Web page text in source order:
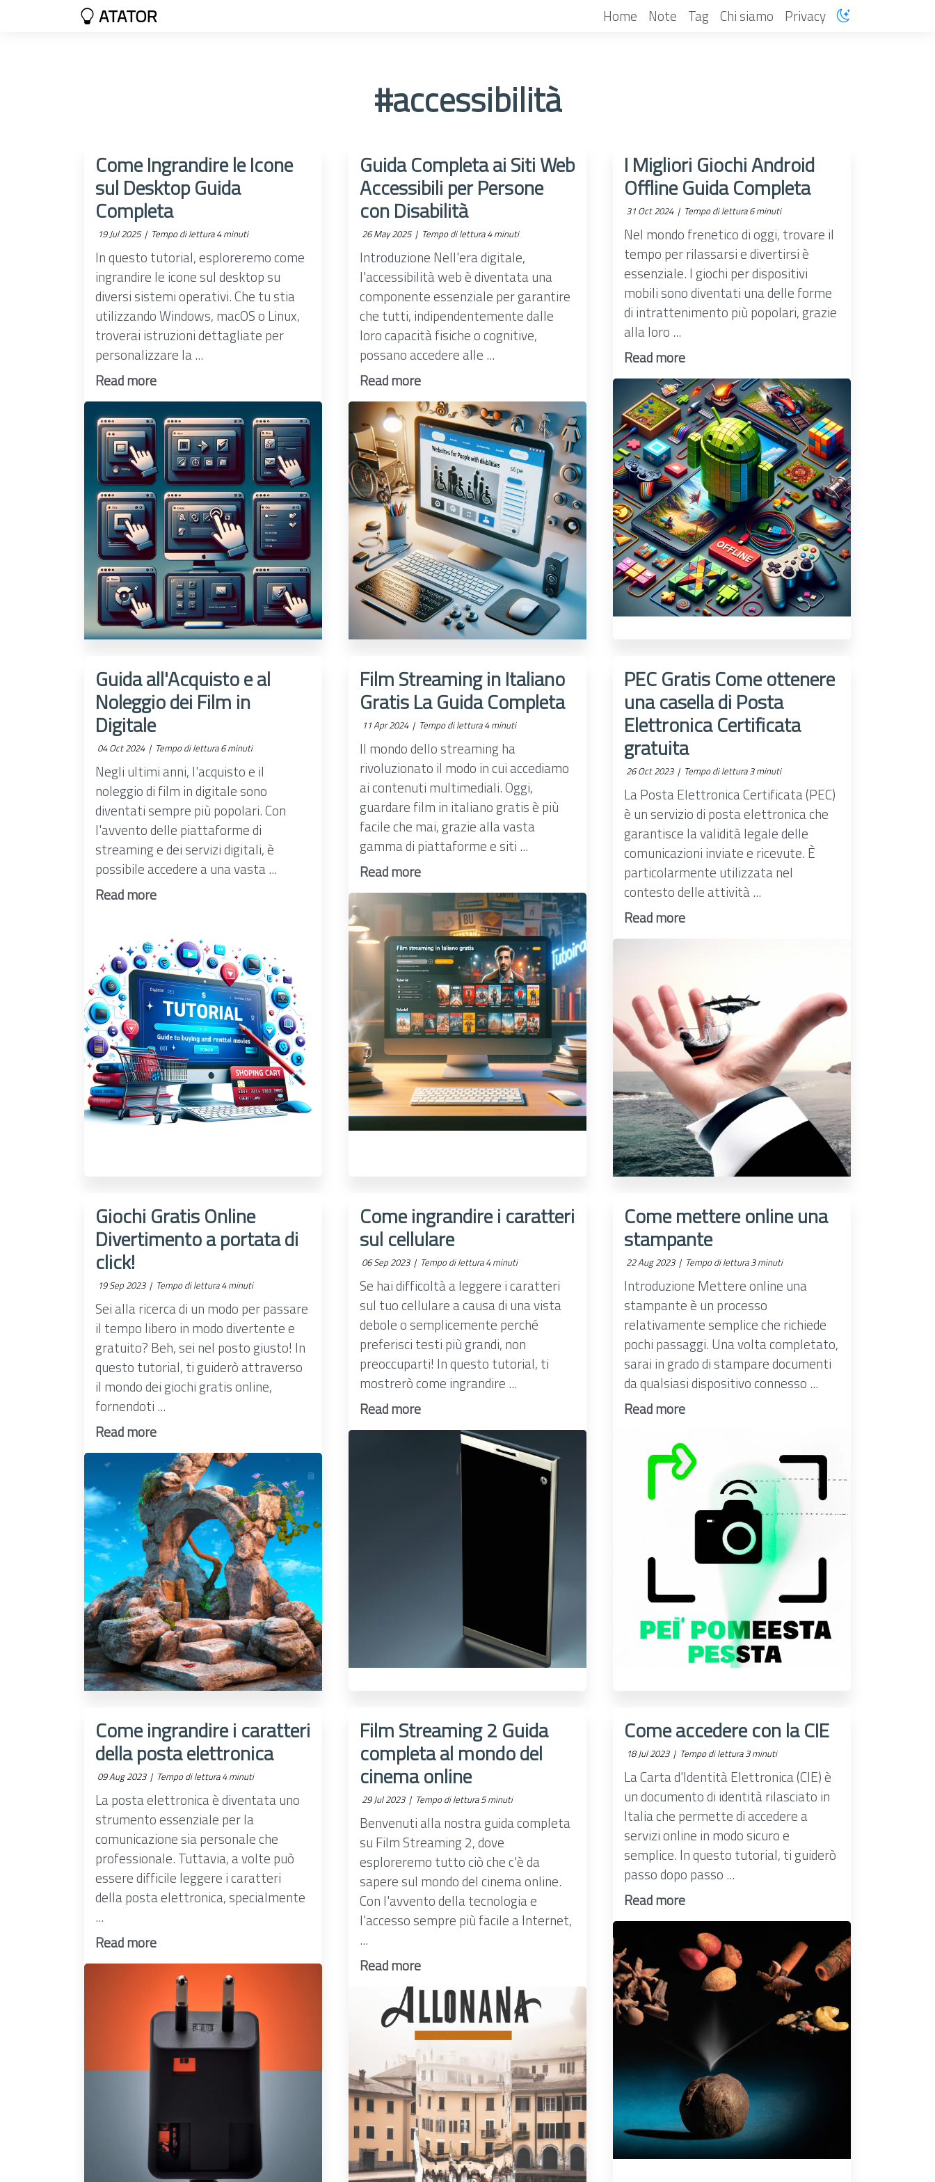
ATATOR Home Note Tag Chi siamo Privacy
#accessibilità
Come Ingrandire le Icone
sul Desktop Guida
Completa
19 Jul 2025 | Tempo di lettura 4 minuti
In questo tutorial, esploreremo come
ingrandire le icone sul desktop su
diversi sistemi operativi. Che tu stia
utilizzando Windows, macOS o Linux,
troverai istruzioni dettagliate per
personalizzare la ...
Read more
Guida Completa ai Siti Web
Accessibili per Persone
con Disabilità
26 May 2025 | Tempo di lettura 4 minuti
Introduzione Nell'era digitale,
l'accessibilità web è diventata una
componente essenziale per garantire
che tutti, indipendentemente dalle
loro capacità fisiche o cognitive,
possano accedere alle ...
Read more
I Migliori Giochi Android
Offline Guida Completa
31 Oct 2024 | Tempo di lettura 6 minuti
Nel mondo frenetico di oggi, trovare il
tempo per rilassarsi e divertirsi è
essenziale. I giochi per dispositivi
mobili sono diventati una delle forme
di intrattenimento più popolari, grazie
alla loro ...
Read more
Guida all'Acquisto e al
Noleggio dei Film in
Digitale
04 Oct 2024 | Tempo di lettura 6 minuti
Negli ultimi anni, l'acquisto e il
noleggio di film in digitale sono
diventati sempre più popolari. Con
l'avvento delle piattaforme di
streaming e dei servizi digitali, è
possibile accedere a una vasta ...
Read more
Film Streaming in Italiano
Gratis La Guida Completa
11 Apr 2024 | Tempo di lettura 4 minuti
Il mondo dello streaming ha
rivoluzionato il modo in cui accediamo
ai contenuti multimediali. Oggi,
guardare film in italiano gratis è più
facile che mai, grazie alla vasta
gamma di piattaforme e siti ...
Read more
PEC Gratis Come ottenere
una casella di Posta
Elettronica Certificata
gratuita
26 Oct 2023 | Tempo di lettura 3 minuti
La Posta Elettronica Certificata (PEC)
è un servizio di posta elettronica che
garantisce la validità legale delle
comunicazioni inviate e ricevute. È
particolarmente utilizzata nel
contesto delle attività ...
Read more
Giochi Gratis Online
Divertimento a portata di
click!
19 Sep 2023 | Tempo di lettura 4 minuti
Sei alla ricerca di un modo per passare
il tempo libero in modo divertente e
gratuito? Beh, sei nel posto giusto! In
questo tutorial, ti guiderò attraverso
il mondo dei giochi gratis online,
fornendoti ...
Read more
Come ingrandire i caratteri
sul cellulare
06 Sep 2023 | Tempo di lettura 4 minuti
Se hai difficoltà a leggere i caratteri
sul tuo cellulare a causa di una vista
debole o semplicemente perché
preferisci testi più grandi, non
preoccuparti! In questo tutorial, ti
mostrerò come ingrandire ...
Read more
Come mettere online una
stampante
22 Aug 2023 | Tempo di lettura 3 minuti
Introduzione Mettere online una
stampante è un processo
relativamente semplice che richiede
pochi passaggi. Una volta completato,
sarai in grado di stampare documenti
da qualsiasi dispositivo connesso ...
Read more
Come ingrandire i caratteri
della posta elettronica
09 Aug 2023 | Tempo di lettura 4 minuti
La posta elettronica è diventata uno
strumento essenziale per la
comunicazione sia personale che
professionale. Tuttavia, a volte può
essere difficile leggere i caratteri
della posta elettronica, specialmente
...
Read more
Film Streaming 2 Guida
completa al mondo del
cinema online
29 Jul 2023 | Tempo di lettura 5 minuti
Benvenuti alla nostra guida completa
su Film Streaming 2, dove
esploreremo tutto ciò che c'è da
sapere sul mondo del cinema online.
Con l'avvento della tecnologia e
l'accesso sempre più facile a Internet,
...
Read more
Come accedere con la CIE
18 Jul 2023 | Tempo di lettura 3 minuti
La Carta d'Identità Elettronica (CIE) è
un documento di identità rilasciato in
Italia che permette di accedere a
servizi online in modo sicuro e
semplice. In questo tutorial, ti guiderò
passo dopo passo ...
Read more